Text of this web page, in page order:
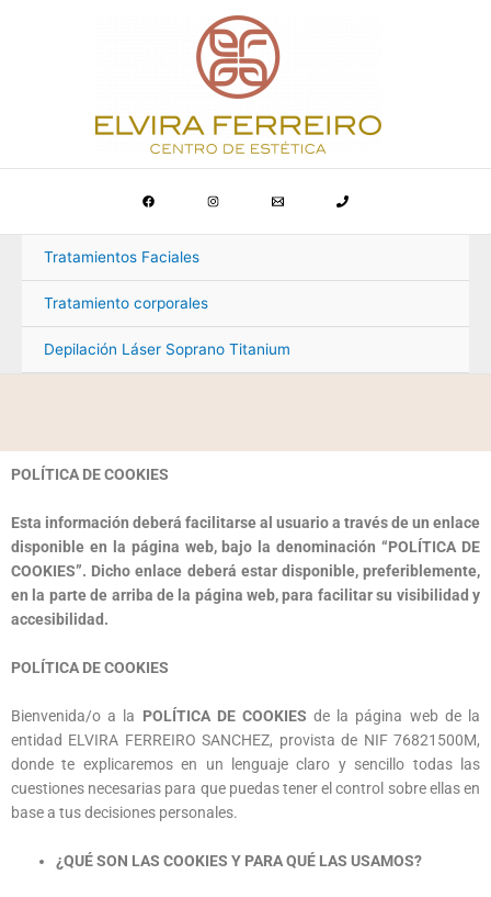
Tratamientos Faciales
Tratamiento corporales
Depilación Láser Soprano Titanium
POLÍTICA DE COOKIES
Esta información deberá facilitarse al usuario a través de un enlace
disponible en la página web, bajo la denominación “POLÍTICA DE
COOKIES”. Dicho enlace deberá estar disponible, preferiblemente,
en la parte de arriba de la página web, para facilitar su visibilidad y
accesibilidad.
POLÍTICA DE COOKIES
Bienvenida/o a la POLÍTICA DE COOKIES de la página web de la
entidad ELVIRA FERREIRO SANCHEZ, provista de NIF 76821500M,
donde te explicaremos en un lenguaje claro y sencillo todas las
cuestiones necesarias para que puedas tener el control sobre ellas en
base a tus decisiones personales.
¿QUÉ SON LAS COOKIES Y PARA QUÉ LAS USAMOS?
Necesarias
datos para
los fines
indicados en
la política de
privacidad
“POLÍTICA DE
PRIVACIDAD”.